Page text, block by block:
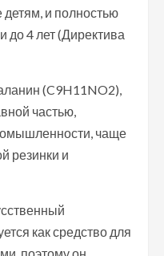
и полностью
до 4 лет (Директива
(C9H11NO2),
частью,
чаще
резинки и
как средство для
поэтому он